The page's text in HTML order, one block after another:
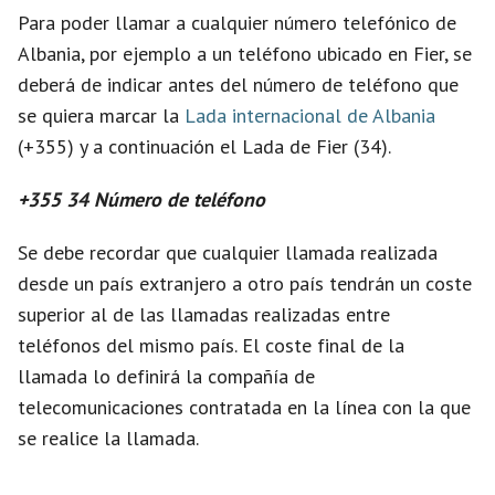
d
e
o
Para poder llamar a cualquier número telefónico de
Albania, por ejemplo a un teléfono ubicado en Fier, se
deberá de indicar antes del número de teléfono que
se quiera marcar la Lada internacional de Albania
(+355) y a continuación el Lada de Fier (34).
+355 34 Número de teléfono
Se debe recordar que cualquier llamada realizada
desde un país extranjero a otro país tendrán un coste
superior al de las llamadas realizadas entre
teléfonos del mismo país. El coste final de la
llamada lo definirá la compañía de
telecomunicaciones contratada en la línea con la que
se realice la llamada.